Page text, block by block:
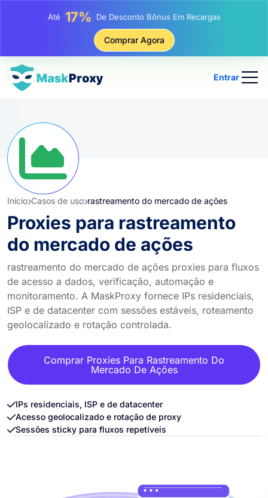
Até25%Desconto Em Compras Estáticas De IP
Desconto Em Compras Rotativas De IP
Comprar Agora
Entrar
Início Casos de uso rastreamento do mercado de ações
Proxies para rastreamento
do mercado de ações
rastreamento do mercado de ações proxies para fluxos
de acesso a dados, verificação, automação e
monitoramento. A MaskProxy fornece IPs residenciais,
ISP e de datacenter com sessões estáveis, roteamento
geolocalizado e rotação controlada.
Comprar Proxies Para Rastreamento Do
Mercado De Ações
IPs residenciais, ISP e de datacenter
Acesso geolocalizado e rotação de proxy
Sessões sticky para fluxos repetíveis